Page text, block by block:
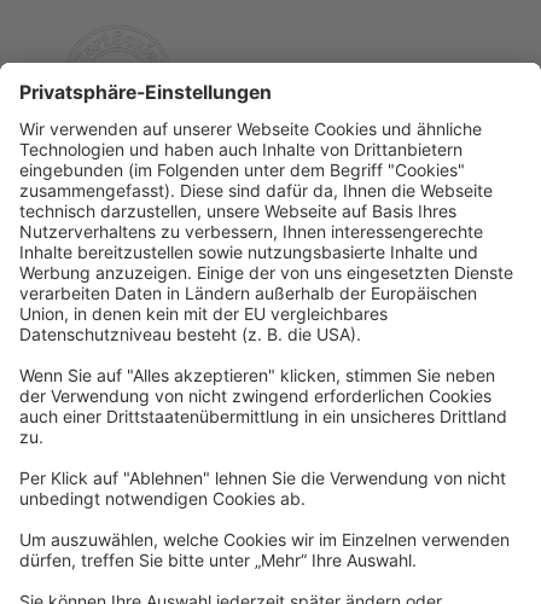
Rechtliches
Allgemeine Geschäftsbedingungen
Widerrufsbelehrung
Datenschutzerklärung
Barrierefreiheitserklärung
Impressum
Newsletter
Per E-Mail informieren wir Sie über interessante Angebote.
Zum Newsletter anmelden
vhs Post